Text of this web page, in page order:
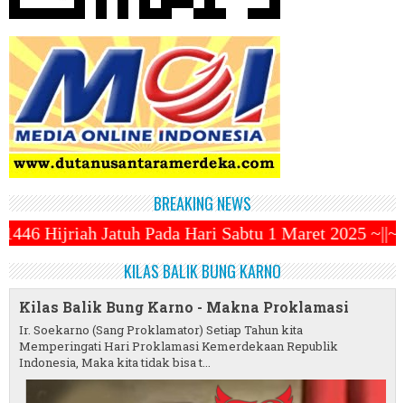
BREAKING NEWS
Hari Sabtu 1 Maret 2025 ~||~ 1 Syawal Jatuh
KILAS BALIK BUNG KARNO
Kilas Balik Bung Karno - Makna Proklamasi
Ir. Soekarno (Sang Proklamator) Setiap Tahun kita
Memperingati Hari Proklamasi Kemerdekaan Republik
Indonesia, Maka kita tidak bisa t...